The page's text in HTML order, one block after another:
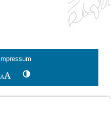
Impressum
SchriftgrößeKontrastwechsel